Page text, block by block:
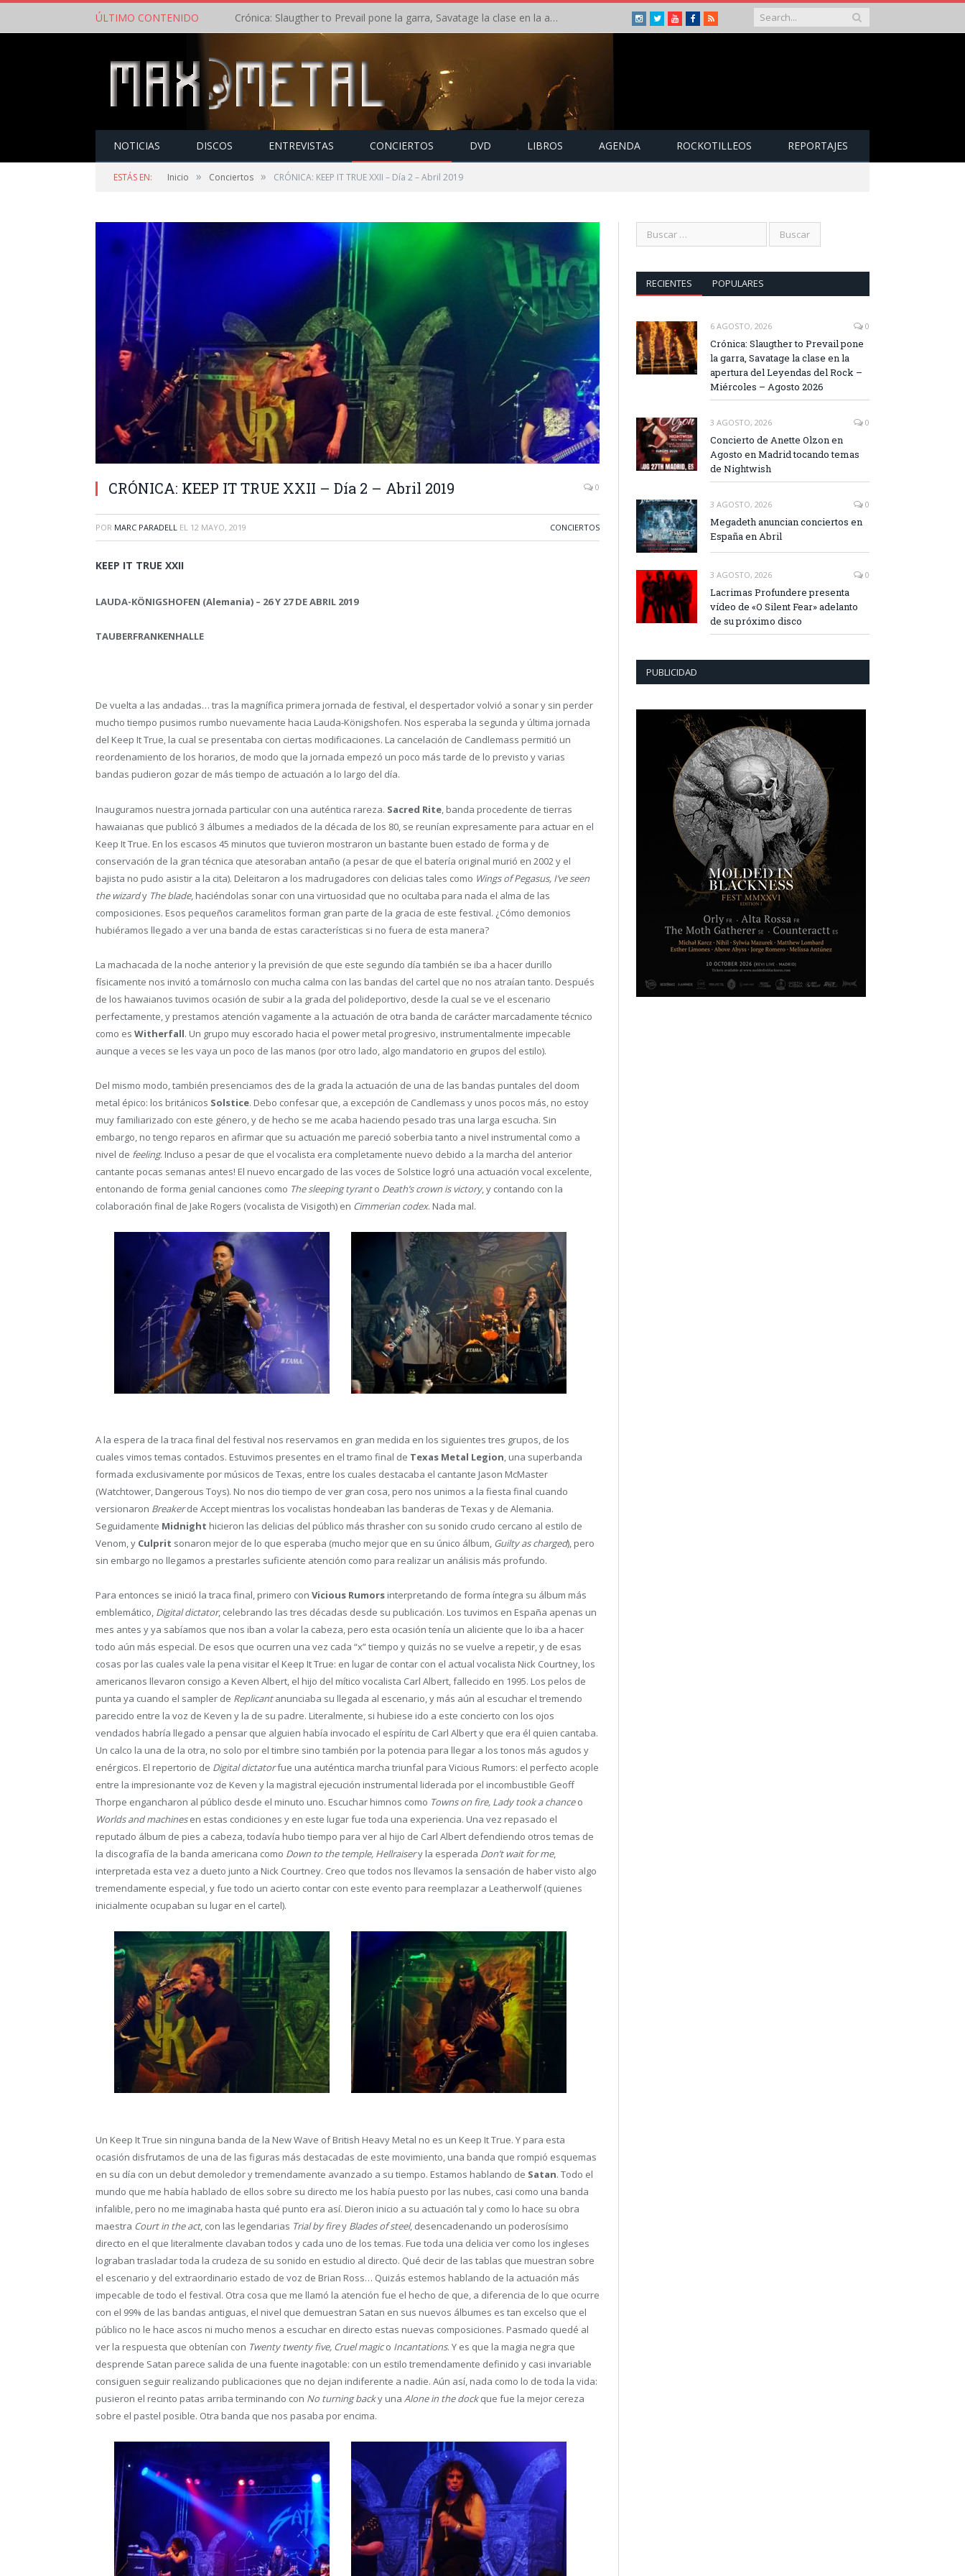
ÚLTIMO CONTENIDO Crónica: Slaugther to Prevail pone la garra, Savatage la clase en la apertura del Leyendas del Rock – Miércoles – Agosto 2026 Instagram
TwitterYoutubeFacebook
RSS
NOTICIAS DISCOS ENTREVISTAS CONCIERTOS DVD LIBROS AGENDA ROCKOTILLEOS REPORTAJES
ESTÁS EN: Inicio » Conciertos » CRÓNICA: KEEP IT TRUE XXII – Día 2 – Abril 2019
CRÓNICA: KEEP IT TRUE XXII – Día 2 – Abril 2019 0
POR MARC PARADELL EL 12 MAYO, 2019 CONCIERTOS
KEEP IT TRUE XXII
LAUDA-KÖNIGSHOFEN (Alemania) – 26 Y 27 DE ABRIL 2019
TAUBERFRANKENHALLE
De vuelta a las andadas… tras la magnífica primera jornada de festival, el despertador volvió a sonar y sin perder
mucho tiempo pusimos rumbo nuevamente hacia Lauda-Königshofen. Nos esperaba la segunda y última jornada
del Keep It True, la cual se presentaba con ciertas modificaciones. La cancelación de Candlemass permitió un
reordenamiento de los horarios, de modo que la jornada empezó un poco más tarde de lo previsto y varias
bandas pudieron gozar de más tiempo de actuación a lo largo del día.
Inauguramos nuestra jornada particular con una auténtica rareza. Sacred Rite , banda procedente de tierras
hawaianas que publicó 3 álbumes a mediados de la década de los 80, se reunían expresamente para actuar en el
Keep It True. En los escasos 45 minutos que tuvieron mostraron un bastante buen estado de forma y de
conservación de la gran técnica que atesoraban antaño (a pesar de que el batería original murió en 2002 y el
bajista no pudo asistir a la cita). Deleitaron a los madrugadores con delicias tales como Wings of Pegasus, I’ve seen
the wizardy The blade, haciéndolas sonar con una virtuosidad que no ocultaba para nada el alma de las
composiciones. Esos pequeños caramelitos forman gran parte de la gracia de este festival. ¿Cómo demonios
hubiéramos llegado a ver una banda de estas características si no fuera de esta manera?
La machacada de la noche anterior y la previsión de que este segundo día también se iba a hacer durillo
físicamente nos invitó a tomárnoslo con mucha calma con las bandas del cartel que no nos atraían tanto. Después
de los hawaianos tuvimos ocasión de subir a la grada del polideportivo, desde la cual se ve el escenario
perfectamente, y prestamos atención vagamente a la actuación de otra banda de carácter marcadamente técnico
como es Witherfall. Un grupo muy escorado hacia el power metal progresivo, instrumentalmente impecable
aunque a veces se les vaya un poco de las manos (por otro lado, algo mandatorio en grupos del estilo).
Del mismo modo, también presenciamos des de la grada la actuación de una de las bandas puntales del doom
metal épico: los británicos Solstice. Debo confesar que, a excepción de Candlemass y unos pocos más, no estoy
muy familiarizado con este género, y de hecho se me acaba haciendo pesado tras una larga escucha. Sin
embargo, no tengo reparos en afirmar que su actuación me pareció soberbia tanto a nivel instrumental como a
nivel de feeling. Incluso a pesar de que el vocalista era completamente nuevo debido a la marcha del anterior
cantante pocas semanas antes! El nuevo encargado de las voces de Solstice logró una actuación vocal excelente,
entonando de forma genial canciones como The sleeping tyranto Death’s crown is victory, y contando con la
colaboración final de Jake Rogers (vocalista de Visigoth) en Cimmerian codex. Nada mal.
A la espera de la traca final del festival nos reservamos en gran medida en los siguientes tres grupos, de los
cuales vimos temas contados. Estuvimos presentes en el tramo final de Texas Metal Legion, una superbanda
formada exclusivamente por músicos de Texas, entre los cuales destacaba el cantante Jason McMaster
(Watchtower, Dangerous Toys). No nos dio tiempo de ver gran cosa, pero nos unimos a la fiesta final cuando
versionaron Breakerde Accept mientras los vocalistas hondeaban las banderas de Texas y de Alemania.
Seguidamente Midnight hicieron las delicias del público más thrasher con su sonido crudo cercano al estilo de
Venom, y Culprit sonaron mejor de lo que esperaba (mucho mejor que en su único álbum, Guilty as charged), pero
sin embargo no llegamos a prestarles suficiente atención como para realizar un análisis más profundo.
Para entonces se inició la traca final, primero con Vicious Rumors interpretando de forma íntegra su álbum más
emblemático, Digital dictator, celebrando las tres décadas desde su publicación. Los tuvimos en España apenas un
mes antes y ya sabíamos que nos iban a volar la cabeza, pero esta ocasión tenía un aliciente que lo iba a hacer
todo aún más especial. De esos que ocurren una vez cada “x” tiempo y quizás no se vuelve a repetir, y de esas
cosas por las cuales vale la pena visitar el Keep It True: en lugar de contar con el actual vocalista Nick Courtney, los
americanos llevaron consigo a Keven Albert, el hijo del mítico vocalista Carl Albert, fallecido en 1995. Los pelos de
punta ya cuando el sampler de Replicantanunciaba su llegada al escenario, y más aún al escuchar el tremendo
parecido entre la voz de Keven y la de su padre. Literalmente, si hubiese ido a este concierto con los ojos
vendados habría llegado a pensar que alguien había invocado el espíritu de Carl Albert y que era él quien cantaba.
Un calco la una de la otra, no solo por el timbre sino también por la potencia para llegar a los tonos más agudos y
enérgicos. El repertorio de Digital dictatorfue una auténtica marcha triunfal para Vicious Rumors: el perfecto acople
entre la impresionante voz de Keven y la magistral ejecución instrumental liderada por el incombustible Geoff
Thorpe engancharon al público desde el minuto uno. Escuchar himnos como Towns on fire, Lady took a chanceo
Worlds and machinesen estas condiciones y en este lugar fue toda una experiencia. Una vez repasado el
reputado álbum de pies a cabeza, todavía hubo tiempo para ver al hijo de Carl Albert defendiendo otros temas de
la discografía de la banda americana como Down to the temple, Hellraisery la esperada Don’t wait for me,
interpretada esta vez a dueto junto a Nick Courtney. Creo que todos nos llevamos la sensación de haber visto algo
tremendamente especial, y fue todo un acierto contar con este evento para reemplazar a Leatherwolf (quienes
inicialmente ocupaban su lugar en el cartel).
Un Keep It True sin ninguna banda de la New Wave of British Heavy Metal no es un Keep It True. Y para esta
ocasión disfrutamos de una de las figuras más destacadas de este movimiento, una banda que rompió esquemas
en su día con un debut demoledor y tremendamente avanzado a su tiempo. Estamos hablando de Satan. Todo el
mundo que me había hablado de ellos sobre su directo me los había puesto por las nubes, casi como una banda
infalible, pero no me imaginaba hasta qué punto era así. Dieron inicio a su actuación tal y como lo hace su obra
maestra Court in the act, con las legendarias Trial by firey Blades of steel, desencadenando un poderosísimo
directo en el que literalmente clavaban todos y cada uno de los temas. Fue toda una delicia ver como los ingleses
lograban trasladar toda la crudeza de su sonido en estudio al directo. Qué decir de las tablas que muestran sobre
el escenario y del extraordinario estado de voz de Brian Ross… Quizás estemos hablando de la actuación más
impecable de todo el festival. Otra cosa que me llamó la atención fue el hecho de que, a diferencia de lo que ocurre
con el 99% de las bandas antiguas, el nivel que demuestran Satan en sus nuevos álbumes es tan excelso que el
público no le hace ascos ni mucho menos a escuchar en directo estas nuevas composiciones. Pasmado quedé al
ver la respuesta que obtenían con Twenty twenty five, Cruel magico Incantations. Y es que la magia negra que
desprende Satan parece salida de una fuente inagotable: con un estilo tremendamente definido y casi invariable
consiguen seguir realizando publicaciones que no dejan indiferente a nadie. Aún así, nada como lo de toda la vida:
pusieron el recinto patas arriba terminando con No turning backy una Alone in the dockque fue la mejor cereza
sobre el pastel posible. Otra banda que nos pasaba por encima.
RECIENTES POPULARES
6 AGOSTO, 2026 0
Crónica: Slaugther to Prevail pone
la garra, Savatage la clase en la
apertura del Leyendas del Rock –
Miércoles – Agosto 2026
3 AGOSTO, 2026 0
Concierto de Anette Olzon en
Agosto en Madrid tocando temas
de Nightwish
3 AGOSTO, 2026 0
Megadeth anuncian conciertos en
España en Abril
3 AGOSTO, 2026 0
Lacrimas Profundere presenta
vídeo de «O Silent Fear» adelanto
de su próximo disco
PUBLICIDAD